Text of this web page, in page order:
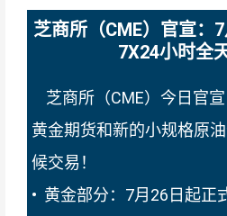
芝商所（CME）官宣：
7X24小时全
芝商所（CME）今日官
黄金期货和新的小规格原
候交易！
• 黄金部分：7月26日起正